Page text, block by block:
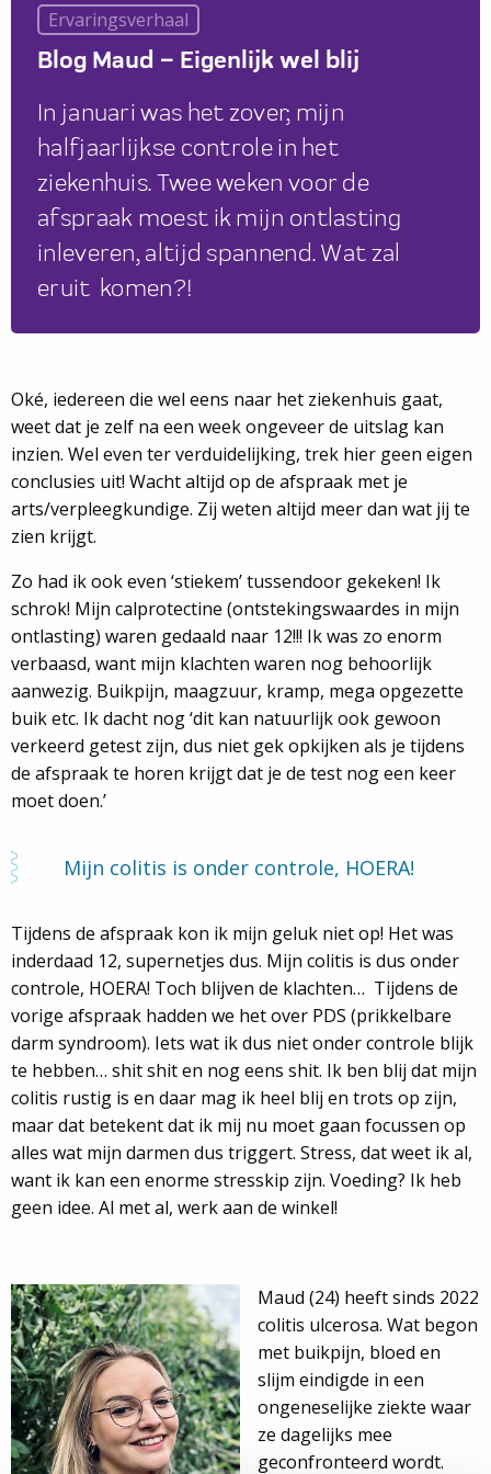
Ervaringsverhaal
Blog Maud – Eigenlijk wel blij
In januari was het zover; mijn
halfjaarlijkse controle in het
ziekenhuis. Twee weken voor de
afspraak moest ik mijn ontlasting
inleveren, altijd spannend. Wat zal
eruit komen?!
Oké, iedereen die wel eens naar het ziekenhuis gaat,
weet dat je zelf na een week ongeveer de uitslag kan
inzien. Wel even ter verduidelijking, trek hier geen eigen
conclusies uit! Wacht altijd op de afspraak met je
arts/verpleegkundige. Zij weten altijd meer dan wat jij te
zien krijgt.
Zo had ik ook even ‘stiekem’ tussendoor gekeken! Ik
schrok! Mijn calprotectine (ontstekingswaardes in mijn
ontlasting) waren gedaald naar 12!!! Ik was zo enorm
verbaasd, want mijn klachten waren nog behoorlijk
aanwezig. Buikpijn, maagzuur, kramp, mega opgezette
buik etc. Ik dacht nog ‘dit kan natuurlijk ook gewoon
verkeerd getest zijn, dus niet gek opkijken als je tijdens
de afspraak te horen krijgt dat je de test nog een keer
moet doen.’
Mijn colitis is onder controle, HOERA!
Tijdens de afspraak kon ik mijn geluk niet op! Het was
inderdaad 12, supernetjes dus. Mijn colitis is dus onder
controle, HOERA! Toch blijven de klachten… Tijdens de
vorige afspraak hadden we het over PDS (prikkelbare
darm syndroom). Iets wat ik dus niet onder controle blijk
te hebben… shit shit en nog eens shit. Ik ben blij dat mijn
colitis rustig is en daar mag ik heel blij en trots op zijn,
maar dat betekent dat ik mij nu moet gaan focussen op
alles wat mijn darmen dus triggert. Stress, dat weet ik al,
want ik kan een enorme stresskip zijn. Voeding? Ik heb
geen idee. Al met al, werk aan de winkel!
Maud (24) heeft sinds 2022
colitis ulcerosa. Wat begon
met buikpijn, bloed en
slijm eindigde in een
ongeneselijke ziekte waar
ze dagelijks mee
geconfronteerd wordt.